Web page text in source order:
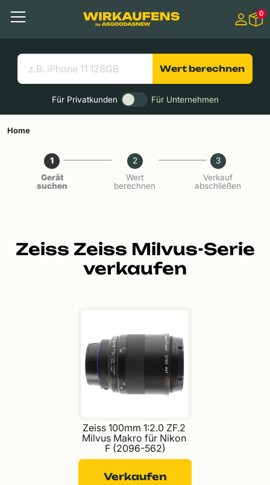
Menü
Suchen
Nützliche Links
0
Wert berechnen
Für Privatkunden Für Unternehmen
Home
1
Gerät
suchen
2
Wert
berechnen
3
Verkauf
abschließen
Zeiss Zeiss Milvus-Serie
verkaufen
Zeiss 100mm 1:2.0 ZF.2
Milvus Makro für Nikon
F (2096-562)
Verkaufen